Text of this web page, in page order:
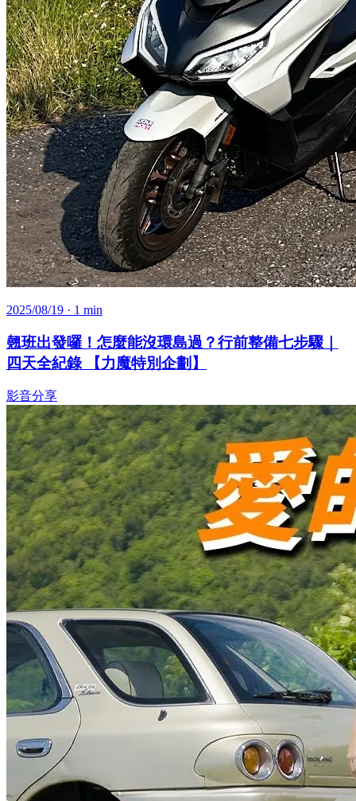
2025/08/19 · 1 min
翹班出發囉！怎麼能沒環島過？行前整備七步驟｜
四天全紀錄 【力魔特別企劃】
影音分享